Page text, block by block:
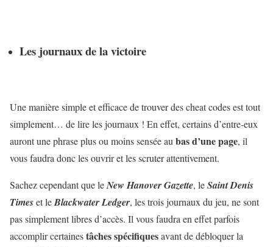
Les journaux de la victoire
Une manière simple et efficace de trouver des cheat codes est tout
simplement… de lire les journaux ! En effet, certains d’entre-eux
auront une phrase plus ou moins sensée aubas d’une page, il
vous faudra donc les ouvrir et les scruter attentivement.
Sachez cependant que leNew Hanover Gazette, leSaint Denis
Timeset leBlackwater Ledger, les trois journaux du jeu, ne sont
pas simplement libres d’accès. Il vous faudra en effet parfois
accomplir certainestâches spécifiquesavant de débloquer la